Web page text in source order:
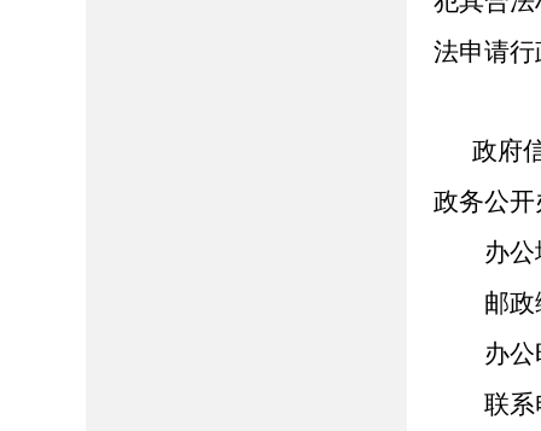
法申请
政府
政务公开
办公地
邮政
办公时
联系电